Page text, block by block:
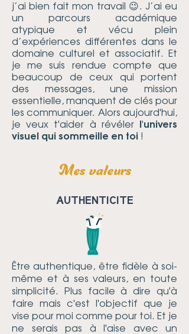
j’ai bien fait mon travail 😉. J’ai eu
un parcours académique
atypique et vécu plein
d’expériences différentes dans le
domaine culturel et associatif. Et
je me suis rendue compte que
beaucoup de ceux qui portent
des messages, une mission
essentielle, manquent de clés pour
les communiquer. Alors aujourd'hui,
je veux t'aider à révéler
l'univers
visuel qui sommeille en toi !
Mes valeurs
AUTHENTICITE
Être authentique, être fidèle à soi-
même et à ses valeurs, en toute
simplicité. Plus facile à dire qu'à
faire mais c'est l'objectif que je
vise pour moi comme pour toi. Et je
ne serais pas à l'aise avec un